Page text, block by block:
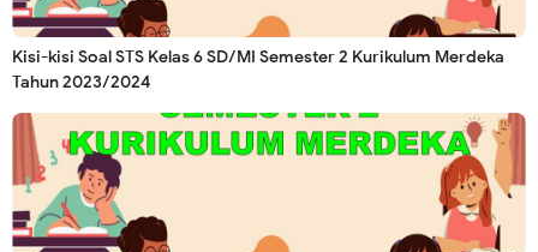
Kisi-kisi Soal STS Kelas 6 SD/MI Semester 2 Kurikulum Merdeka
Tahun 2023/2024